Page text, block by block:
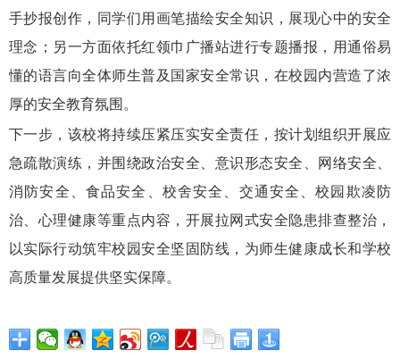
手抄报创作，同学们用画笔描绘安全知识，展现心中的安全
理念；另一方面依托红领巾广播站进行专题播报，用通俗易
懂的语言向全体师生普及国家安全常识，在校园内营造了浓
厚的安全教育氛围。
下一步，该校将持续压紧压实安全责任，按计划组织开展应
急疏散演练，并围绕政治安全、意识形态安全、网络安全、
消防安全、食品安全、校舍安全、交通安全、校园欺凌防
治、心理健康等重点内容，开展拉网式安全隐患排查整治，
以实际行动筑牢校园安全坚固防线，为师生健康成长和学校
高质量发展提供坚实保障。